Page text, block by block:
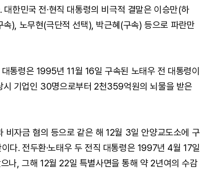
한민국 전·현직 대통령의 비극적 결말은 이승만(하
), 노무현(극단적 선택), 박근혜(구속) 등으로 파란만
통령은 1995년 11월 16일 구속된 노태우 전 대통령이
기업인 30명으로부터 2천359억원의 뇌물을 받은
비자금 혐의 등으로 같은 해 12월 3일 안양교도소에 구
다. 전두환·노태우 두 전직 대통령은 1997년 4월 17일
나, 그해 12월 22일 특별사면을 통해 약 2년여의 수감